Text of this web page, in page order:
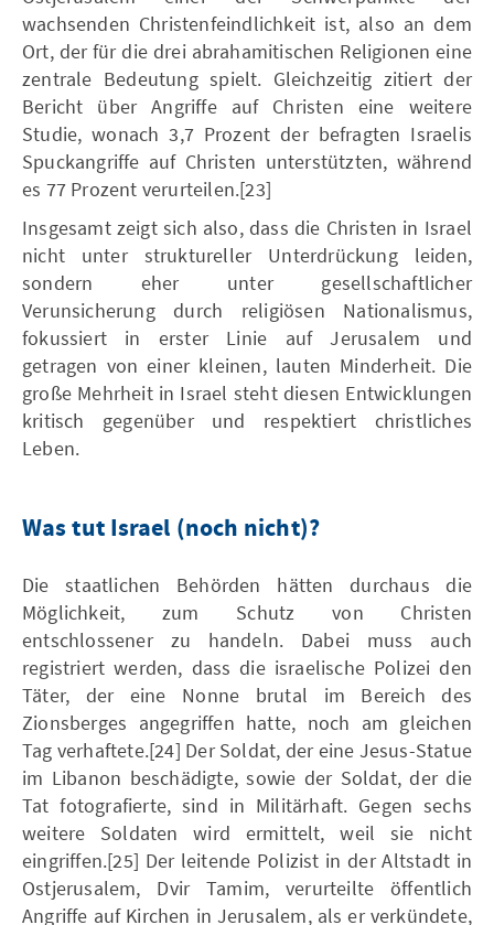
wachsenden Christenfeindlichkeit ist, also an dem
Ort, der für die drei abrahamitischen Religionen eine
zentrale Bedeutung spielt. Gleichzeitig zitiert der
Bericht über Angriffe auf Christen eine weitere
Studie, wonach 3,7 Prozent der befragten Israelis
Spuckangriffe auf Christen unterstützten, während
es 77 Prozent verurteilen.[23]
Insgesamt zeigt sich also, dass die Christen in Israel
nicht unter struktureller Unterdrückung leiden,
sondern eher unter gesellschaftlicher
Verunsicherung durch religiösen Nationalismus,
fokussiert in erster Linie auf Jerusalem und
getragen von einer kleinen, lauten Minderheit. Die
große Mehrheit in Israel steht diesen Entwicklungen
kritisch gegenüber und respektiert christliches
Leben.
Was tut Israel (noch nicht)?
Die staatlichen Behörden hätten durchaus die
Möglichkeit, zum Schutz von Christen
entschlossener zu handeln. Dabei muss auch
registriert werden, dass die israelische Polizei den
Täter, der eine Nonne brutal im Bereich des
Zionsberges angegriffen hatte, noch am gleichen
Tag verhaftete.[24] Der Soldat, der eine Jesus-Statue
im Libanon beschädigte, sowie der Soldat, der die
Tat fotografierte, sind in Militärhaft. Gegen sechs
weitere Soldaten wird ermittelt, weil sie nicht
eingriffen.[25] Der leitende Polizist in der Altstadt in
Ostjerusalem, Dvir Tamim, verurteilte öffentlich
Angriffe auf Kirchen in Jerusalem, als er verkündete,